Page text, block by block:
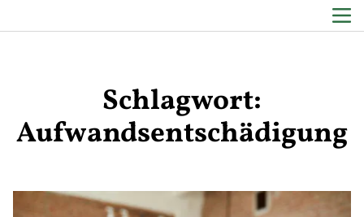
Zum Inhalt springenSchlagwort:
Aufwandsentschädigung